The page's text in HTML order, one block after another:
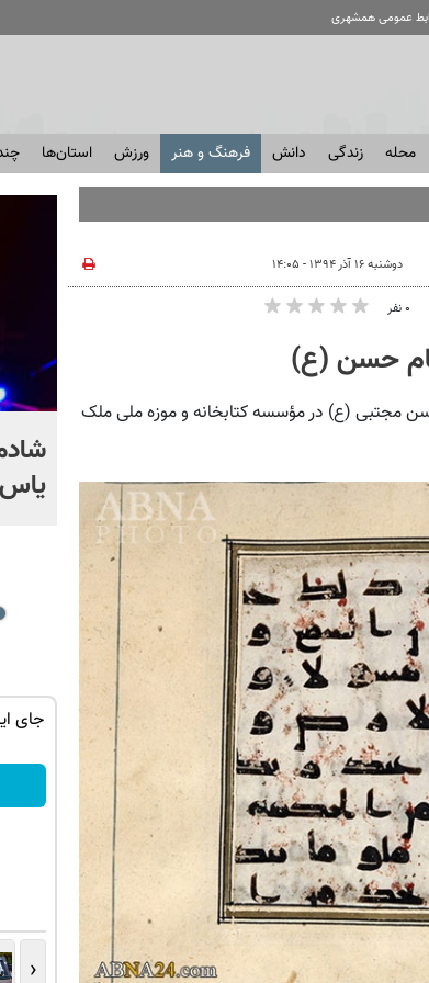
عمومی همشهری
محله زندگی دانش فرهنگ و هنر ورزش استان‌ها
دوشنبه ۱۶ آذر ۱۳۹۴ - ۱۴:۰۵
۰ نفر
حسن (ع)
(ع) در مؤسسه کتابخانه و موزه ملی ملک
مجروح شدند + فیلم
سر بزنید
بازدید از IM LS7 لوکس ترین شاسی بلند
برقی ایران در باشگاه انقلاب
ثبت درخواست
جای
‹